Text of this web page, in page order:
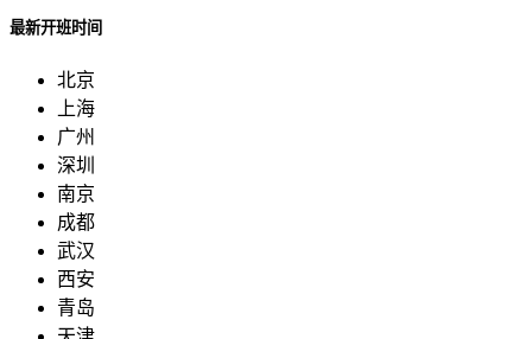
最新开班时间
北京
上海
广州
深圳
南京
成都
武汉
西安
青岛